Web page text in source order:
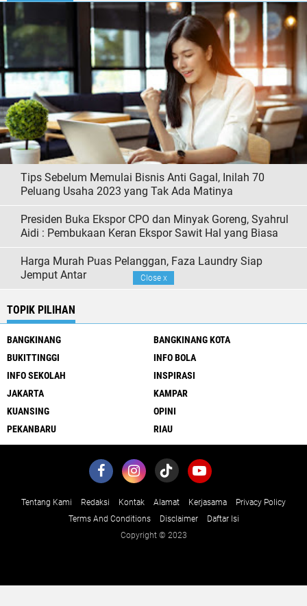
Tips Sebelum Memulai Bisnis Anti Gagal, Inilah 70
Peluang Usaha 2023 yang Tak Ada Matinya
Presiden Buka Ekspor CPO dan Minyak Goreng, Syahrul
Aidi : Pembukaan Keran Ekspor Sawit Hal yang Biasa
Harga Murah Puas Pelanggan, Faza Laundry Siap
Jemput Antar
TOPIK PILIHAN
BANGKINANG
BANGKINANG KOTA
BUKITTINGGI
INFO BOLA
INFO SEKOLAH
INSPIRASI
JAKARTA
KAMPAR
KUANSING
OPINI
PEKANBARU
RIAU
Tentang Kami Redaksi Kontak Alamat Kerjasama
Privacy Policy
Terms And Conditions
Disclaimer
Daftar Isi
Copyright © 2023
Close x